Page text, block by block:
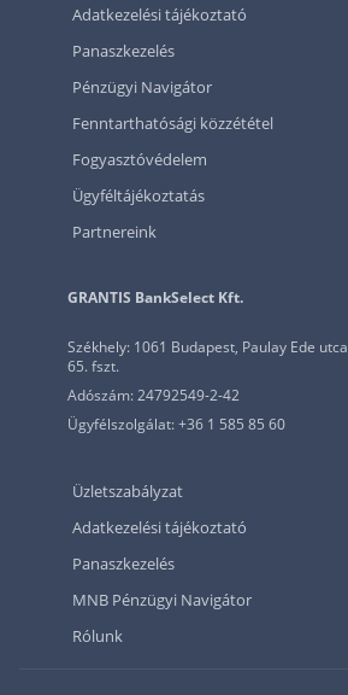
Adatkezelési tájékoztató
Panaszkezelés
Pénzügyi Navigátor
Fenntarthatósági közzététel
Fogyasztóvédelem
Ügyféltájékoztatás
Partnereink
GRANTIS BankSelect Kft.
Székhely: 1061 Budapest, Paulay Ede utca
65. fszt.
Adószám: 24792549-2-42
Ügyfélszolgálat: +36 1 585 85 60
Üzletszabályzat
Adatkezelési tájékoztató
Panaszkezelés
MNB Pénzügyi Navigátor
Rólunk